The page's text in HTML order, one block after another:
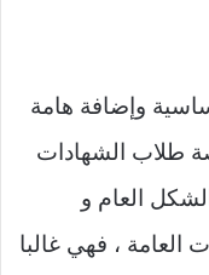
وإضافة هامة
طلاب الشهادات
العام و
العامة ، فهي غالبا